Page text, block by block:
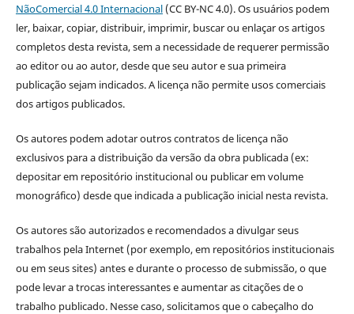
NãoComercial 4.0 Internacional(CC BY-NC 4.0). Os usuários podem
ler, baixar, copiar, distribuir, imprimir, buscar ou enlaçar os artigos
completos desta revista, sem a necessidade de requerer permissão
ao editor ou ao autor, desde que seu autor e sua primeira
publicação sejam indicados. A licença não permite usos comerciais
dos artigos publicados.
Os autores podem adotar outros contratos de licença não
exclusivos para a distribuição da versão da obra publicada (ex:
depositar em repositório institucional ou publicar em volume
monográfico) desde que indicada a publicação inicial nesta revista.
Os autores são autorizados e recomendados a divulgar seus
trabalhos pela Internet (por exemplo, em repositórios institucionais
ou em seus sites) antes e durante o processo de submissão, o que
pode levar a trocas interessantes e aumentar as citações de o
trabalho publicado. Nesse caso, solicitamos que o cabeçalho do